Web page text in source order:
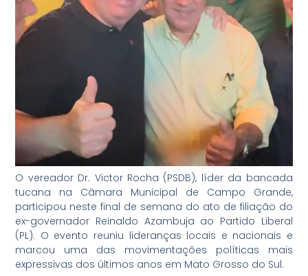
O vereador Dr. Victor Rocha (PSDB), líder da bancada
tucana na Câmara Municipal de Campo Grande,
participou neste final de semana do ato de filiação do
ex-governador Reinaldo Azambuja ao Partido Liberal
(PL). O evento reuniu lideranças locais e nacionais e
marcou uma das movimentações políticas mais
expressivas dos últimos anos em Mato Grosso do Sul.